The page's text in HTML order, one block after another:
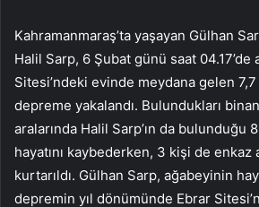
Kahramanmaraş’ta yaşayan Gülhan
Halil Sarp, 6 Şubat günü saat 04.17’de
Sitesi’ndeki evinde meydana gelen
depreme yakalandı. Bulundukları
aralarında Halil Sarp’ın da bulunduğu
hayatını kaybederken, 3 kişi de enkaz
kurtarıldı. Gülhan Sarp, ağabeyinin
depremin yıl dönümünde Ebrar